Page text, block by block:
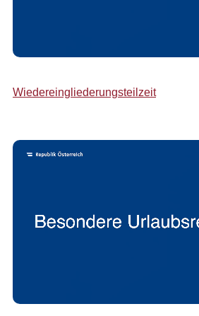
Wiedereingliederungsteilzeit